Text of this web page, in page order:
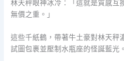
林天秤眼神冰冷：「這就是質感互
無價之重。」
這些千紙鶴，帶著牛土豪對林天秤
試圖包裹並壓制水瓶座的怪誕藍光。